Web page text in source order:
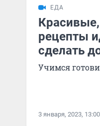
ЕДА
рецепты
сделать
Учимся
3 января, 2023, 13:00